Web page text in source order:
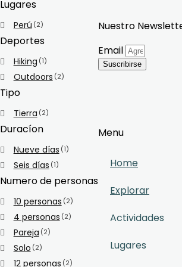
Lugares
Perú (2)
Deportes
Hiking (1)
Outdoors (2)
Tipo
Tierra (2)
Duracíon
Nueve días (1)
Seis días (1)
Numero de personas
10 personas (2)
4 personas (2)
Pareja (2)
Solo (2)
12 personas (2)
Nuestro
Email
Suscribirse
Menu
Home
Explorar
Actividades
Lugares